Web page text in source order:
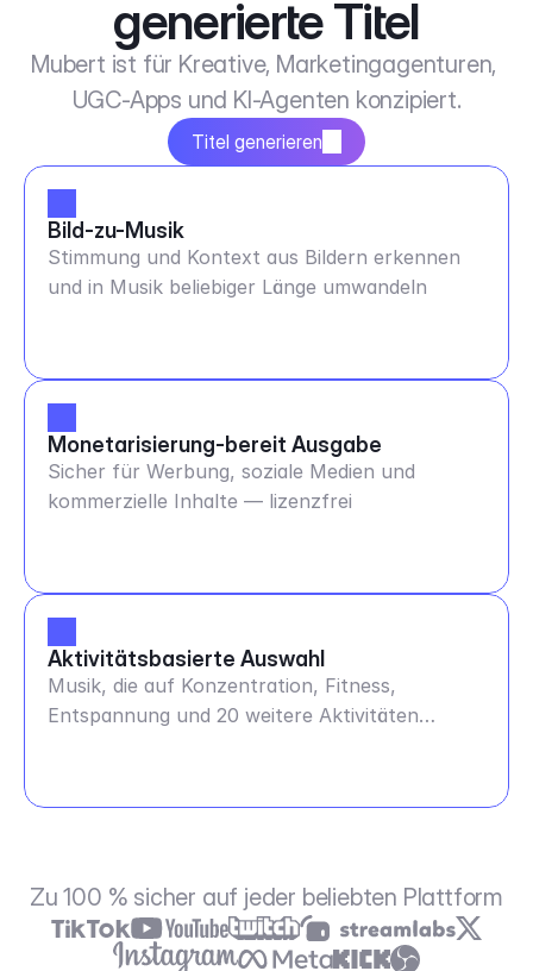
generierte Titel
Mubert ist für Kreative, Marketingagenturen,
UGC-Apps und KI-Agenten konzipiert.
Titel generieren
Bild-zu-Musik
Stimmung und Kontext aus Bildern erkennen
und in Musik beliebiger Länge umwandeln
Monetarisierung-bereit Ausgabe
Sicher für Werbung, soziale Medien und
kommerzielle Inhalte — lizenzfrei
Aktivitätsbasierte Auswahl
Musik, die auf Konzentration, Fitness,
Entspannung und 20 weitere Aktivitäten
Zu 100 % sicher auf jeder beliebten Plattform